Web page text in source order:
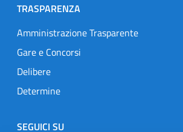
TRASPARENZA
Amministrazione Trasparente
Gare e Concorsi
Delibere
Determine
SEGUICI SU